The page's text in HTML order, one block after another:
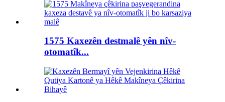
1575 Kaxezên destmalê yên nîv-
otomatîk...